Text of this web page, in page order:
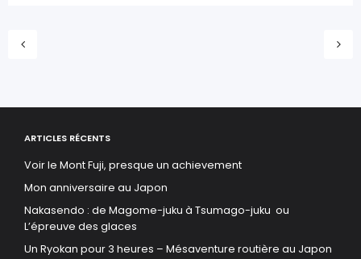
ARTICLES RÉCENTS
Voir le Mont Fuji, presque un achievement
Mon anniversaire au Japon
Nakasendo : de Magome-juku à Tsumago-juku ou
L’épreuve des glaces
Un Ryokan pour 3 heures – Mésaventure routière au Japon